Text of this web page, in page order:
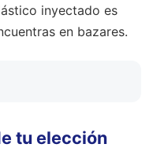
inyectado es
en bazares.
tu elección